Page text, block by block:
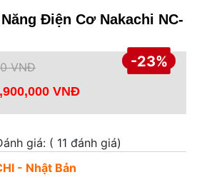
Điện Cơ Nakachi NC-
VNĐ
VNĐ
-23%
giá: ( 11 đánh giá)
- Nhật Bản